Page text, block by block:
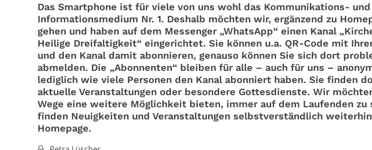
Das Smartphone ist für viele von uns wohl das Kommunikations- und
Informationsmedium Nr. 1. Deshalb möchten wir, ergänzend zu
gehen und haben auf dem Messenger „WhatsApp“ einen Kanal
Heilige Dreifaltigkeit“ eingerichtet. Sie können u.a. QR-Code mit
und den Kanal damit abonnieren, genauso können Sie sich dort
abmelden. Die „Abonnenten“ bleiben für alle – auch für uns –
lediglich wie viele Personen den Kanal abonniert haben. Sie finden
aktuelle Veranstaltungen oder besondere Gottesdienste. Wir
Wege eine weitere Möglichkeit bieten, immer auf dem Laufenden
finden Neuigkeiten und Veranstaltungen selbstverständlich
Homepage.